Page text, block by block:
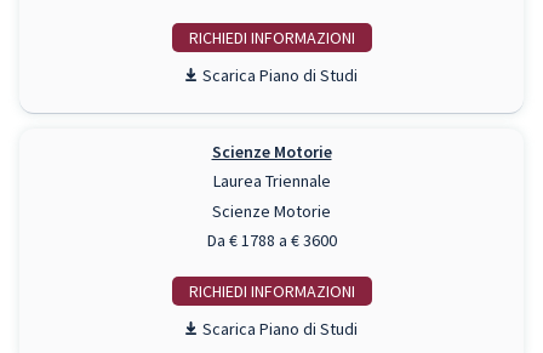
RICHIEDI INFO
Piano di Studi
Scienze Motorie
Laurea Triennale
Scienze Motorie
Da € 1788 a € 3600
RICHIEDI INFO
Piano di Studi